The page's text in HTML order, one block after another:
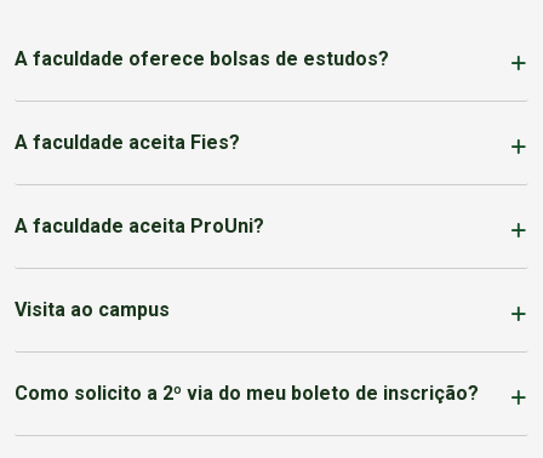
A faculdade oferece bolsas de estudos?
A faculdade aceita Fies?
A faculdade aceita ProUni?
Visita ao campus
Como solicito a 2º via do meu boleto de inscrição?